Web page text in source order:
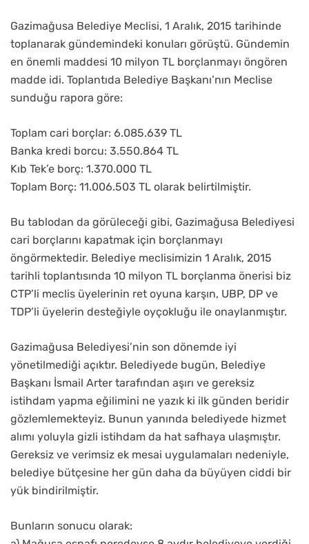
Gazimağusa Belediye Meclisi, 1 Aralık, 2015 tarihinde
toplanarak gündemindeki konuları görüştü. Gündemin
en önemli maddesi 10 milyon TL borçlanmayı öngören
madde idi. Toplantıda Belediye Başkanı’nın Meclise
sunduğu rapora göre:
Toplam cari borçlar: 6.085.639 TL
Banka kredi borcu: 3.550.864 TL
Kıb Tek’e borç: 1.370.000 TL
Toplam Borç: 11.006.503 TL olarak belirtilmiştir.
Bu tablodan da görüleceği gibi, Gazimağusa Belediyesi
cari borçlarını kapatmak için borçlanmayı
öngörmektedir. Belediye meclisimizin 1 Aralık, 2015
tarihli toplantısında 10 milyon TL borçlanma önerisi biz
CTP’li meclis üyelerinin ret oyuna karşın, UBP, DP ve
TDP’li üyelerin desteğiyle oyçokluğu ile onaylanmıştır.
Gazimağusa Belediyesi’nin son dönemde iyi
yönetilmediği açıktır. Belediyede bugün, Belediye
Başkanı İsmail Arter tarafından aşırı ve gereksiz
istihdam yapma eğilimini ne yazık ki ilk günden beridir
gözlemlemekteyiz. Bunun yanında belediyede hizmet
alımı yoluyla gizli istihdam da hat safhaya ulaşmıştır.
Gereksiz ve verimsiz ek mesai uygulamaları nedeniyle,
belediye bütçesine her gün daha da büyüyen ciddi bir
yük bindirilmiştir.
Bunların sonucu olarak: